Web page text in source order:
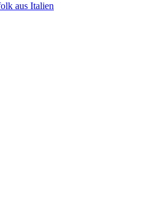
aus Italien